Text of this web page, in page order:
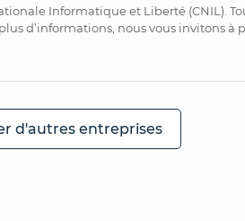
Informatique et Liberté (CNIL).
d’informations, nous vous invitons à
d'autres entreprises